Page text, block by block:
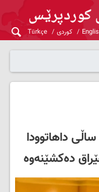
کوردی Türkçe
داهاتوودا
دەکشێنەوە